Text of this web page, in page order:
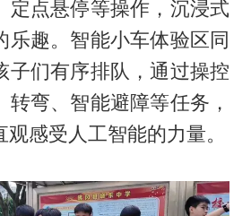
定点悬停等操作，沉浸式
乐趣。智能小车体验区同
子们有序排队，通过操控
转弯、智能避障等任务，
感受人工智能的力量。